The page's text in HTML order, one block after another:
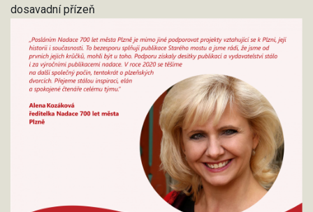
dosavadní přízeň